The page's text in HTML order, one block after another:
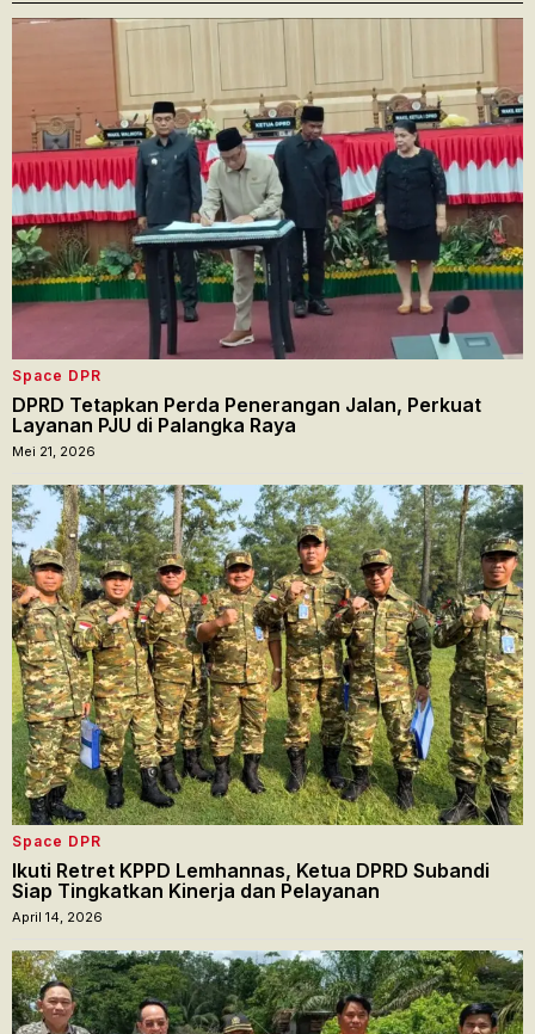
Space DPR
DPRD Tetapkan Perda Penerangan Jalan, Perkuat
Layanan PJU di Palangka Raya
Mei 21, 2026
Space DPR
Ikuti Retret KPPD Lemhannas, Ketua DPRD Subandi
Siap Tingkatkan Kinerja dan Pelayanan
April 14, 2026